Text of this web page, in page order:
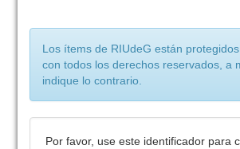
Los ítems de RIUdeG están
con todos los derechos reservados, a
indique lo contrario.
Por favor, use este identificador para